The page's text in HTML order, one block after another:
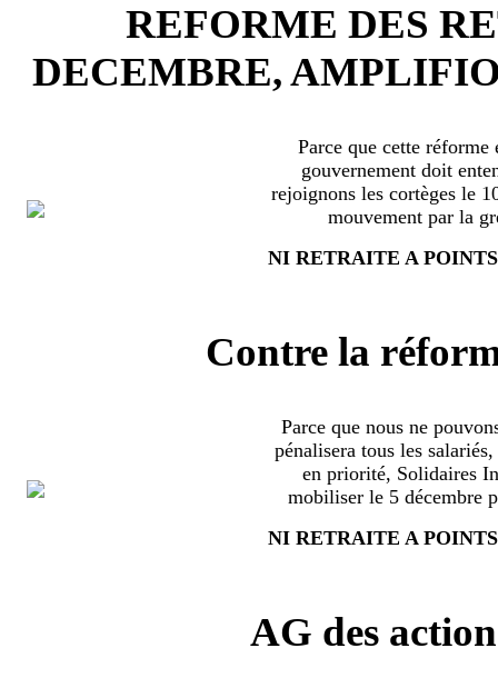
REFORME DES
DECEMBRE,
Parce que cette
gouvernement doit
rejoignons les cortèges le
mouvement par la
NI RETRAITE A
Contre la
Parce que nous ne
pénalisera tous les
en priorité, Solidaires
mobiliser le 5 décembre
NI RETRAITE A
AG des